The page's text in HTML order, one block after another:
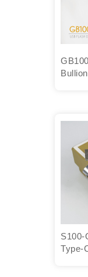
S100-
Type-